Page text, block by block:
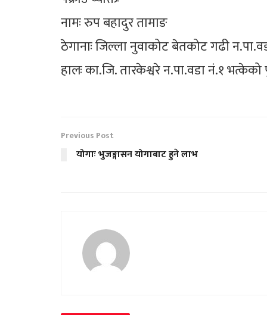
नामः रुप बहादुर तामाङ
ठेगानाः जिल्ला नुवाकोट बेतकोट गढी
हालः का.जि. तारकेश्वरे न.पा.वडा नं.१
Previous Post
योगाः भुजङ्गासन योगाबाट हुने लाभ